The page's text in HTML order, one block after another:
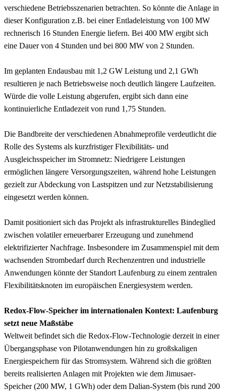
verschiedene Betriebsszenarien betrachten. So könnte die Anlage in
dieser Konfiguration z.B. bei einer Entladeleistung von 100 MW
rechnerisch 16 Stunden Energie liefern. Bei 400 MW ergibt sich
eine Dauer von 4 Stunden und bei 800 MW von 2 Stunden.
Im geplanten Endausbau mit 1,2 GW Leistung und 2,1 GWh
resultieren je nach Betriebsweise noch deutlich längere Laufzeiten.
Würde die volle Leistung abgerufen, ergibt sich dann eine
kontinuierliche Entladezeit von rund 1,75 Stunden.
Die Bandbreite der verschiedenen Abnahmeprofile verdeutlicht die
Rolle des Systems als kurzfristiger Flexibilitäts- und
Ausgleichsspeicher im Stromnetz: Niedrigere Leistungen
ermöglichen längere Versorgungszeiten, während hohe Leistungen
gezielt zur Abdeckung von Lastspitzen und zur Netzstabilisierung
eingesetzt werden können.
Damit positioniert sich das Projekt als infrastrukturelles Bindeglied
zwischen volatiler erneuerbarer Erzeugung und zunehmend
elektrifizierter Nachfrage. Insbesondere im Zusammenspiel mit dem
wachsenden Strombedarf durch Rechenzentren und industrielle
Anwendungen könnte der Standort Laufenburg zu einem zentralen
Flexibilitätsknoten im europäischen Energiesystem werden.
Redox-Flow-Speicher im internationalen Kontext: Laufenburg
setzt neue Maßstäbe
Weltweit befindet sich die Redox-Flow-Technologie derzeit in einer
Übergangsphase von Pilotanwendungen hin zu großskaligen
Energiespeichern für das Stromsystem. Während sich die größten
bereits realisierten Anlagen mit Projekten wie dem Jimusaer-
Speicher (200 MW, 1 GWh) oder dem Dalian-System (bis rund 200